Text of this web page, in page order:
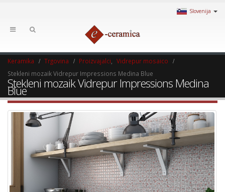
Slovenija
Keramika Trgovina Proizvajalci
Vidrepur mosaico
Stekleni mozaik Vidrepur Impressions Medina Blue
Stekleni mozaik Vidrepur Impressions Medina
Blue